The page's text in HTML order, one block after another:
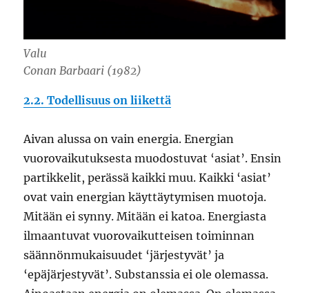
Valu
Conan Barbaari (1982)
2.2. Todellisuus on liikettä
Aivan alussa on vain energia. Energian
vuorovaikutuksesta muodostuvat ‘asiat’. Ensin
partikkelit, perässä kaikki muu. Kaikki ‘asiat’
ovat vain energian käyttäytymisen muotoja.
Mitään ei synny. Mitään ei katoa. Energiasta
ilmaantuvat vuorovaikutteisen toiminnan
säännönmukaisuudet ‘järjestyvät’ ja
‘epäjärjestyvät’. Substanssia ei ole olemassa.